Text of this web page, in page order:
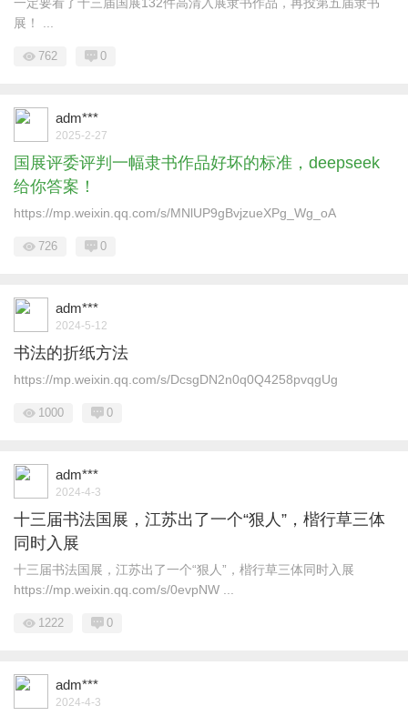
展！ ...
762 0
adm***
2025-2-27
国展评委评判一幅隶书作品好坏的标准，deepseek
给你答案！
https://mp.weixin.qq.com/s/MNlUP9gBvjzueXPg_Wg_oA
726 0
adm***
2024-5-12
书法的折纸方法
https://mp.weixin.qq.com/s/DcsgDN2n0q0Q4258pvqgUg
1000 0
adm***
2024-4-3
十三届书法国展，江苏出了一个“狠人”，楷行草三体
同时入展
十三届书法国展，江苏出了一个“狠人”，楷行草三体同时入展
https://mp.weixin.qq.com/s/0evpNW ...
1222 0
adm***
2024-4-3